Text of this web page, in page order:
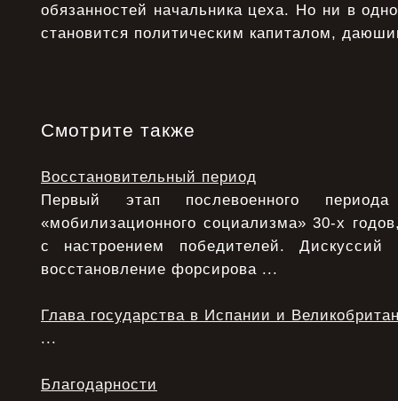
обязанностей начальника цеха. Но ни в
становится политическим капиталом,
Смотрите также
Восстановительный период
Первый этап послевоенного
«мобилизационного социализма» 30-х
с настроением победителей.
восстановление форсирова ...
Глава государства в Испании и
...
Благодарности